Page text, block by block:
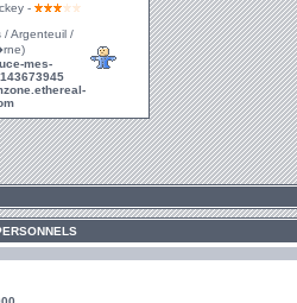
-
/ Argenteuil /
mes-
143673945